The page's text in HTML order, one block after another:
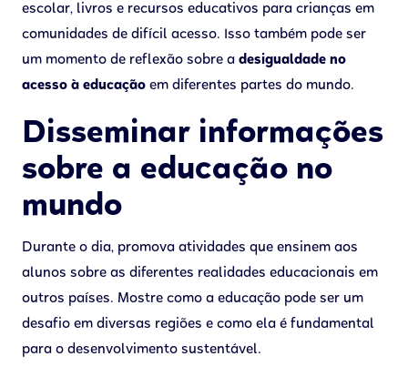
escolar, livros e recursos educativos para crianças em
comunidades de difícil acesso. Isso também pode ser
um momento de reflexão sobre a desigualdade no
acesso à educação em diferentes partes do mundo.
Disseminar informações
sobre a educação no
mundo
Durante o dia, promova atividades que ensinem aos
alunos sobre as diferentes realidades educacionais em
outros países. Mostre como a educação pode ser um
desafio em diversas regiões e como ela é fundamental
para o desenvolvimento sustentável.